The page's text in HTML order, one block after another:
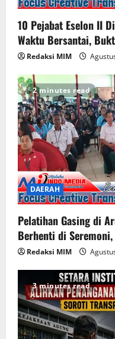
10 Pejabat Eselon II
Waktu Bersantai,
Redaksi MIM
2 minutes read
DAERAH
Pelatihan Gasing di
Berhenti di
Redaksi MIM
3 minutes read